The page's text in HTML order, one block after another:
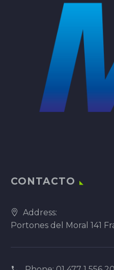
CONTACTO
Address:
Portones del Moral 141